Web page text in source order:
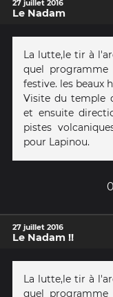
27 juillet 2016
Le Nadam
La lutte,le tir à
quel programme
festive. les beaux
Visite du temple
et ensuite
pistes
pour Lapinou.
0
27 juillet 2016
Le Nadam !!
La lutte,le tir à
quel programme